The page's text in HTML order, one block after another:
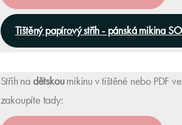
Tištěný papírový střih - pánská mikina
Střih nadětskoumikinu v tištěné nebo PDF
zakoupíte tady: